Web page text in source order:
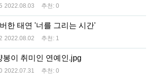
2022.08.03 추천: 0
한 태연 '너를 그리는 시간'
2022.08.02 추천: 1
봉이 취미인 연예인.jpg
2022.07.31 추천: 0